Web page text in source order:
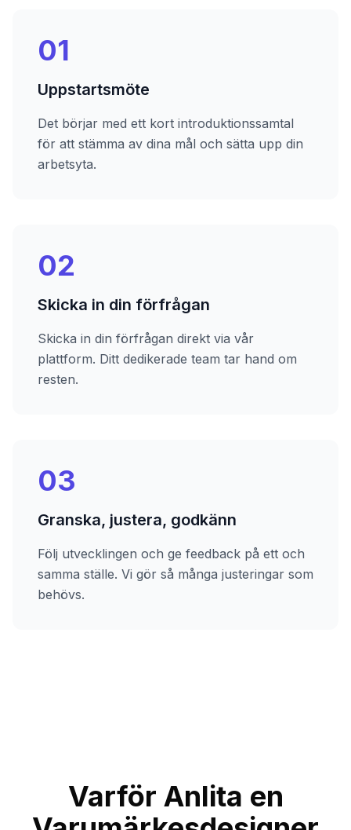
01
Uppstartsmöte
Det börjar med ett kort introduktionssamtal
för att stämma av dina mål och sätta upp din
arbetsyta.
02
Skicka in din förfrågan
Skicka in din förfrågan direkt via vår
plattform. Ditt dedikerade team tar hand om
resten.
03
Granska, justera, godkänn
Följ utvecklingen och ge feedback på ett och
samma ställe. Vi gör så många justeringar som
behövs.
Varför Anlita en